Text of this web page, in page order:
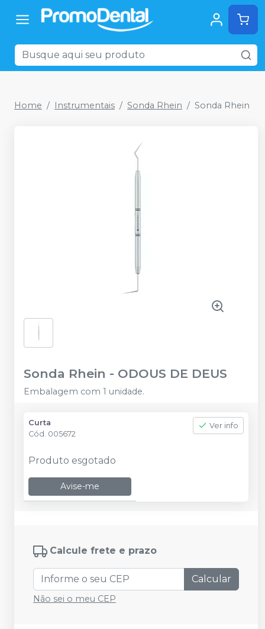
Home Instrumentais Sonda Rhein Sonda Rhein
Sonda Rhein - ODOUS DE DEUS
Embalagem com 1 unidade.
Curta
Cód. 005672
Ver info
Produto esgotado
Avise-me
Calcule frete e prazo
Calcular
Não sei o meu CEP